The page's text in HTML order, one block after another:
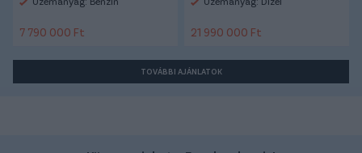
7 790 000 Ft 21 990 000 Ft
TOVÁBBI AJÁNLATOK